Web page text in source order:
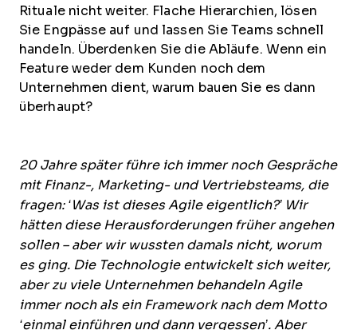
Rituale nicht weiter. Flache Hierarchien, lösen
Sie Engpässe auf und lassen Sie Teams schnell
handeln. Überdenken Sie die Abläufe. Wenn ein
Feature weder dem Kunden noch dem
Unternehmen dient, warum bauen Sie es dann
überhaupt?
20 Jahre später führe ich immer noch Gespräche
mit Finanz-, Marketing- und Vertriebsteams, die
fragen: ‘Was ist dieses Agile eigentlich?’ Wir
hätten diese Herausforderungen früher angehen
sollen – aber wir wussten damals nicht, worum
es ging. Die Technologie entwickelt sich weiter,
aber zu viele Unternehmen behandeln Agile
immer noch als ein Framework nach dem Motto
‘einmal einführen und dann vergessen’. Aber